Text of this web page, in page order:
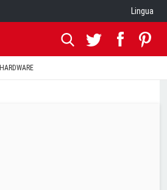
Lingua
HARDWARE